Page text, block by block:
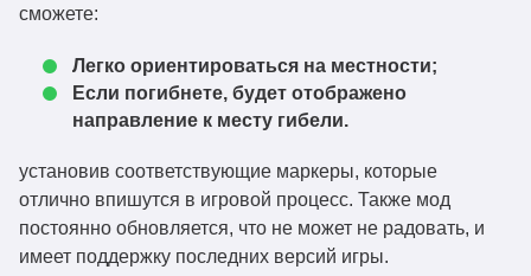
voxelmap-forge-
voxelmap-fabric-
26.1-1.16.5.jar
26.1
1.16.5.jar
Скачать
voxelmap-forge-
сможете:
Легко ориентироваться на местности;
Если погибнете, будет отображено
направление к месту гибели.
установив соответствующие маркеры, которые
отлично впишутся в игровой процесс. Также мод
постоянно обновляется, что не может не радовать, и
имеет поддержку последних версий игры.